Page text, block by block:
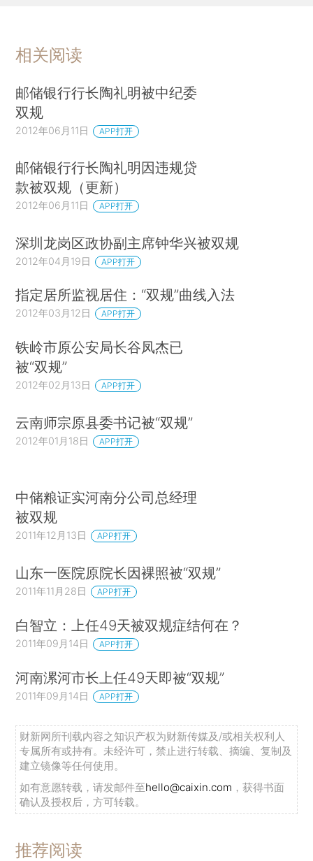
相关阅读
邮储银行行长陶礼明被中纪委
双规
2012年06月11日 APP打开
邮储银行行长陶礼明因违规贷
款被双规（更新）
2012年06月11日 APP打开
深圳龙岗区政协副主席钟华兴被双规
2012年04月19日 APP打开
指定居所监视居住：“双规”曲线入法
2012年03月12日 APP打开
铁岭市原公安局长谷凤杰已
被“双规”
2012年02月13日 APP打开
云南师宗原县委书记被“双规”
2012年01月18日 APP打开
中储粮证实河南分公司总经理
被双规
2011年12月13日 APP打开
山东一医院原院长因裸照被“双规”
2011年11月28日 APP打开
白智立：上任49天被双规症结何在？
2011年09月14日 APP打开
河南漯河市长上任49天即被“双规”
2011年09月14日 APP打开
财新网所刊载内容之知识产权为财新传媒及/或相关权利人
专属所有或持有。未经许可，禁止进行转载、摘编、复制及
建立镜像等任何使用。
如有意愿转载，请发邮件至hello@caixin.com ，获得书面
确认及授权后，方可转载。
推荐阅读